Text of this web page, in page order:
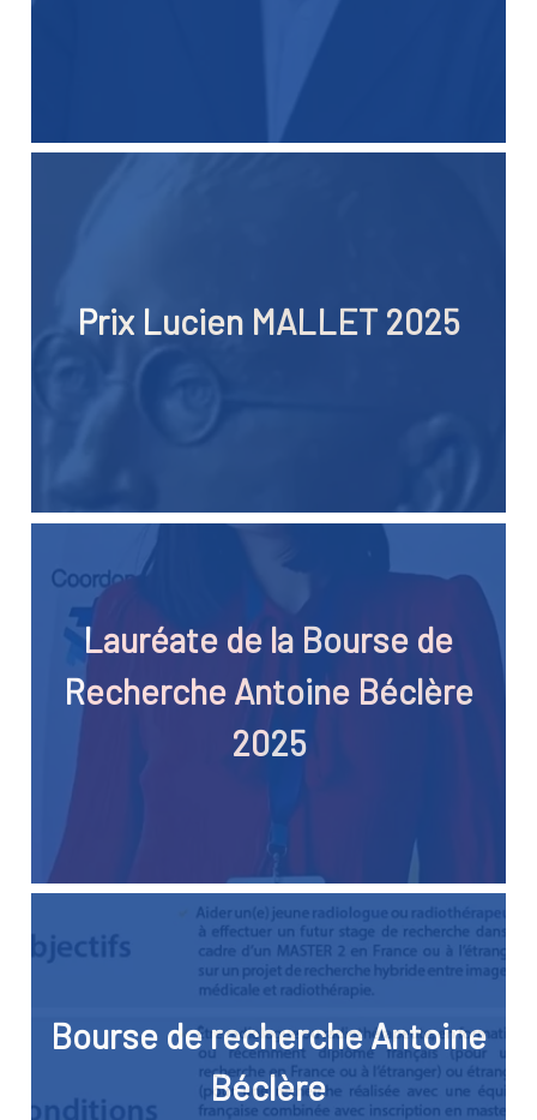
Prix Lucien MALLET 2025
Lauréate de la Bourse de
Recherche Antoine Béclère
2025
Bourse de recherche Antoine
Béclère